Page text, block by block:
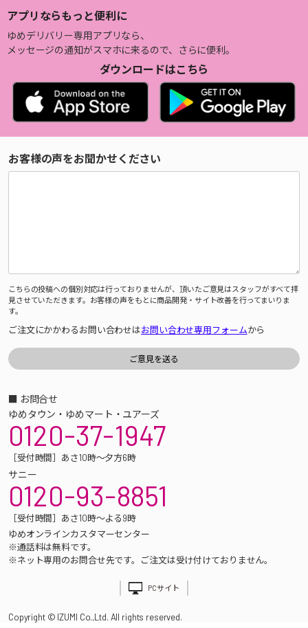
アプリならもっと便利に
ゆめデリバリー専用アプリなら、
メッセージの通知がスマホに来るので、さらに便利。
ダウンロードはこちら
お客様の声をお聞かせください
こちらの投稿への個別対応は行っておりませんが、頂いたご意見はスタッフがすべて拝
見させていただきます。お客様の声をもとに商品開発・サイト改善を行ってまいりま
す。
ご注文にかかわるお問い合わせはお問い合わせ専用フォームから
■ お問合せ
ゆめタウン・ゆめマート・ユアーズ
0120-37-1947
［受付時間］あさ10時～夕方6時
サニー
0120-93-8851
［受付時間］あさ10時～よる9時
ゆめオンラインカスタマーセンター
※通話料は無料です。
※ネット専用のお問合せ先です。ご注文は受け付けておりません。
PCサイト
Copyright © IZUMI Co.,Ltd. All rights reserved.